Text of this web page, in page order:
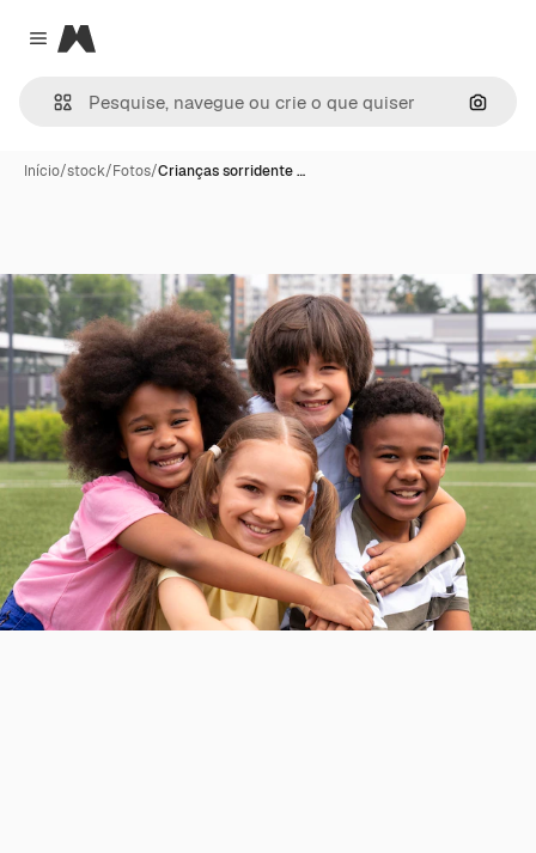
Close menu
Magnific
Início/stock/Fotos/Crianças sorridente …